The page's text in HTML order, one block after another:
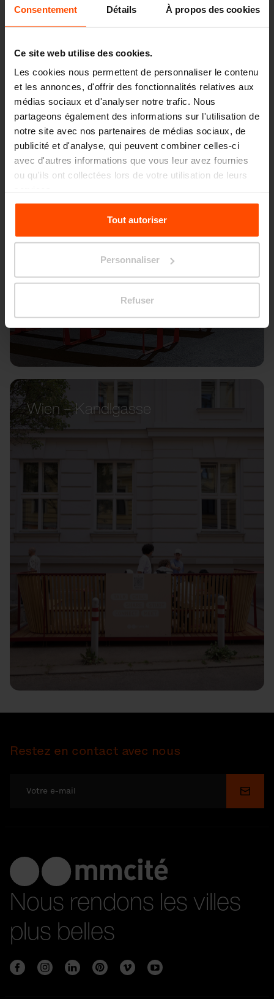
Consentement Détails À propos des cookies
Ce site web utilise des cookies.
Les cookies nous permettent de personnaliser le contenu
et les annonces, d'offrir des fonctionnalités relatives aux
médias sociaux et d'analyser notre trafic. Nous
partageons également des informations sur l'utilisation de
notre site avec nos partenaires de médias sociaux, de
publicité et d'analyse, qui peuvent combiner celles-ci
avec d'autres informations que vous leur avez fournies
ou qu'ils ont collectées lors de votre utilisation de leurs
Pour plus d'informations, veuillez consulter le
sitePrinciples Relating to the Processing Personal
Tout autoriser
Personnaliser
Refuser
Seattle – Popup park
Wien – Kandlgasse
Restez en contact avec nous
Nous rendons les villes
plus belles